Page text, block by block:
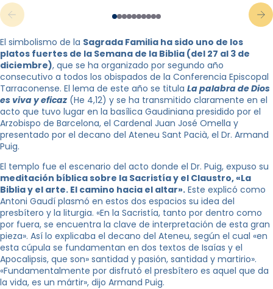
El simbolismo de la Sagrada Familia ha sido uno de los
platos fuertes de la Semana de la Biblia (del 27 al 3 de
diciembre), que se ha organizado por segundo año
consecutivo a todos los obispados de la Conferencia Episcopal
Tarraconense. El lema de este año se titula La palabra de Dios
es viva y eficaz (He 4,12) y se ha transmitido claramente en el
acto que tuvo lugar en la basílica Gaudiniana presidido por el
Arzobispo de Barcelona, ​el Cardenal Juan José Omella y
presentado por el decano del Ateneu Sant Pacià, el Dr. Armand
Puig.
El templo fue el escenario del acto donde el Dr. Puig, expuso su
meditación bíblica sobre la Sacristía y el Claustro, «La
Biblia y el arte. El camino hacia el altar». Este explicó como
Antoni Gaudí plasmó en estos dos espacios su idea del
presbítero y la liturgia. «En la Sacristía, tanto por dentro como
por fuera, se encuentra la clave de interpretación de esta gran
pieza». Así lo explicaba el decano del Ateneu, según el cual «en
esta cúpula se fundamentan en dos textos de Isaías y el
Apocalipsis, que son» santidad y pasión, santidad y martirio».
«Fundamentalmente por disfrutó el presbítero es aquel que da
la vida, es un mártir», dijo Armand Puig.